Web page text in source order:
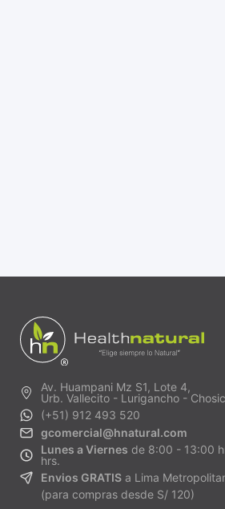
Av. Huampani Mz S1, Lote 4,
Urb. Vallecito - Lurigancho -
(+51) 912 493 520
gcomercial@hnatural.com
Lunes a Viernes de 8:00 - 13:00
hrs.
Envios GRATIS a Lima
(para compras desde S/ 120)